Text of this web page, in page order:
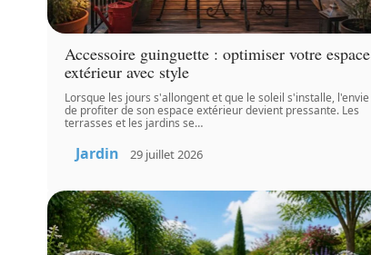
Accessoire guinguette : optimiser votre espace
extérieur avec style
Lorsque les jours s'allongent et que le soleil s'installe, l'envie
de profiter de son espace extérieur devient pressante. Les
terrasses et les jardins se…
Jardin 29 juillet 2026